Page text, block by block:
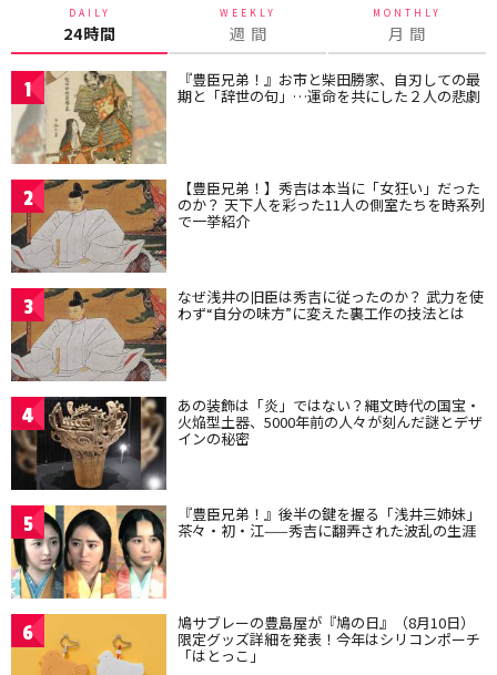
DAILY
24時間
WEEKLY
週 間
MONTHLY
月 間
1 『豊臣兄弟！』お市と柴田勝家、自刃しての最
期と「辞世の句」…運命を共にした２人の悲劇
2 【豊臣兄弟！】秀吉は本当に「女狂い」だった
のか？ 天下人を彩った11人の側室たちを時系列
で一挙紹介
3 なぜ浅井の旧臣は秀吉に従ったのか？ 武力を使
わず“自分の味方”に変えた裏工作の技法とは
4 あの装飾は「炎」ではない？縄文時代の国宝・
火焔型土器、5000年前の人々が刻んだ謎とデザ
インの秘密
5 『豊臣兄弟！』後半の鍵を握る「浅井三姉妹」
茶々・初・江——秀吉に翻弄された波乱の生涯
6 鳩サブレーの豊島屋が『鳩の日』（8月10日）
限定グッズ詳細を発表！今年はシリコンポーチ
「はとっこ」